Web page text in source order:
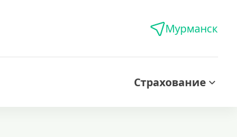
Мурманск
Страхование